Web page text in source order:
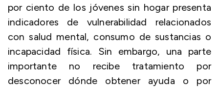
por ciento de los jóvenes sin hogar presenta
indicadores de vulnerabilidad relacionados
con salud mental, consumo de sustancias o
incapacidad física. Sin embargo, una parte
importante no recibe tratamiento por
desconocer dónde obtener ayuda o por